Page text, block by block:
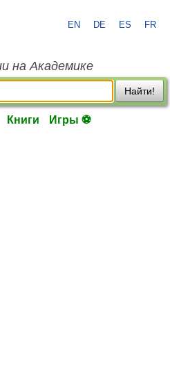
EN DE ES FR
на Академике
Найти!
Книги Игры ⚽